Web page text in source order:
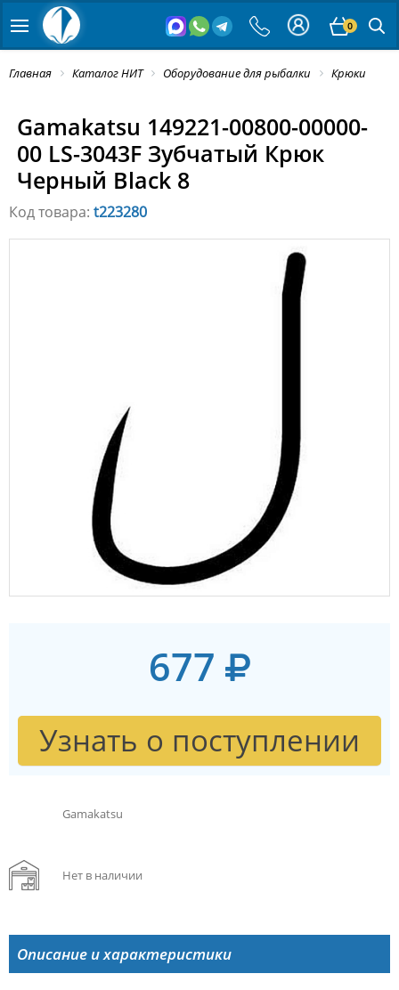
0
Главная Каталог НИТ Оборудование для рыбалки Крюки
Gamakatsu 149221-00800-00000-
00 LS-3043F Зубчатый Крюк
Черный Black 8
Код товара: t223280
677
Узнать о поступлении
Gamakatsu
Нет в наличии
Описание и характеристики